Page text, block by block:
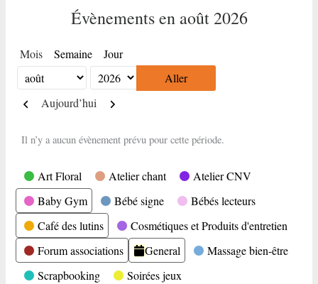
Évènements en août 2026
Mois Semaine Jour
Mois
Année
Précédent
Aujourd’hui Suivant
Il n’y a aucun évènement prévu pour cette période.
Catégories
Art Floral Atelier chant
Atelier CNV
Baby Gym
Bébé signe
Bébés lecteurs
Café des lutins
Cosmétiques et Produits d'entretien
Forum associations
General
Massage bien-être
Scrapbooking
Soirées jeux